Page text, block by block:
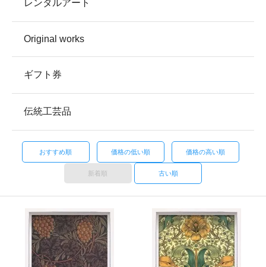
レンタルアート
Original works
ギフト券
伝統工芸品
おすすめ順 価格の低い順 価格の高い順
新着順 古い順